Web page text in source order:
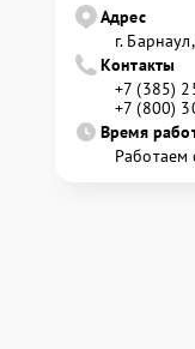
Адрес
г.
Контакты
+7 (385)
+7 (800)
Время
Работаем